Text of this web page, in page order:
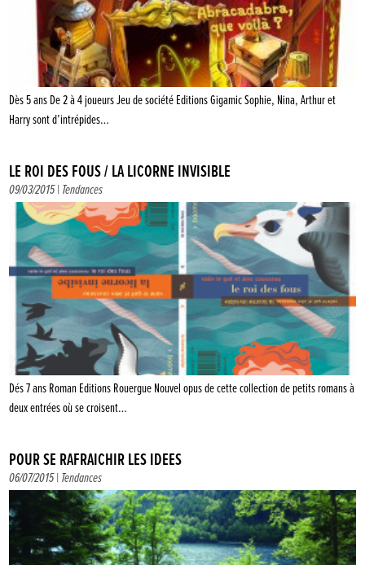
Dès 5 ans De 2 à 4 joueurs Jeu de société Editions Gigamic Sophie, Nina, Arthur et
Harry sont d’intrépides…
LE ROI DES FOUS / LA LICORNE INVISIBLE
09/03/2015 |Tendances
Dés 7 ans Roman Editions Rouergue Nouvel opus de cette collection de petits romans à
deux entrées où se croisent…
POUR SE RAFRAÎCHIR LES IDÉES
06/07/2015 |Tendances